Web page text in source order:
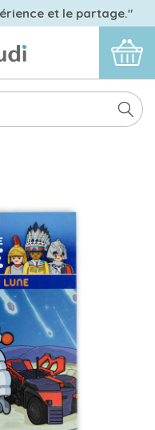
et le partage."